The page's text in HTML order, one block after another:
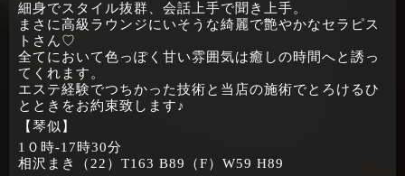
細身でスタイル抜群、会話上手で聞き上手。
まさに高級ラウンジにいそうな綺麗で艶やかなセラピス
トさん♡
全てにおいて色っぽく甘い雰囲気は癒しの時間へと誘っ
てくれます。
エステ経験でつちかった技術と当店の施術でとろけるひ
とときをお約束致します♪
【琴似】
1０時‐17時30分
相沢まき（22）T163 B89（F）W59 H89